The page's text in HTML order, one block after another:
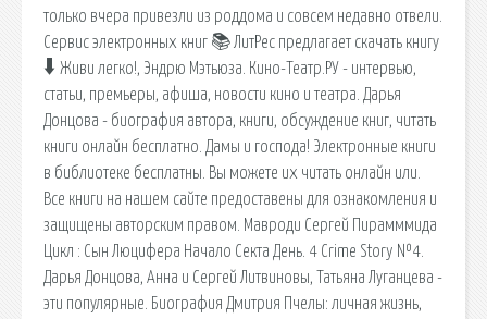
только вчера привезли из роддома и совсем недавно отвели.
Сервис электронных книг 📚 ЛитРес предлагает скачать книгу
🠳 Живи легко!, Эндрю Мэтьюза. Кино-Театр.РУ - интервью,
статьи, премьеры, афиша, новости кино и театра. Дарья
Донцова - биография автора, книги, обсуждение книг, читать
книги онлайн бесплатно. Дамы и господа! Электронные книги
в библиотеке бесплатны. Вы можете их читать онлайн или.
Все книги на нашем сайте предоставены для ознакомления и
защищены авторским правом. Мавроди Сергей Пирамммида
Цикл : Сын Люцифера Начало Секта День. 4 Crime Story №4.
Дарья Донцова, Анна и Сергей Литвиновы, Татьяна Луганцева -
эти популярные. Биография Дмитрия Пчелы: личная жизнь,